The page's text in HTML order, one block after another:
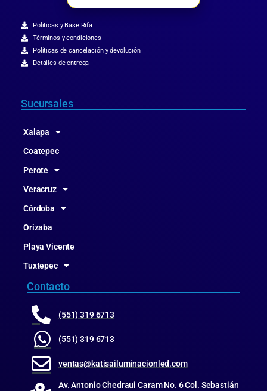
Politicas y Base Rifa
Términos y condiciones
Políticas de cancelación y devolución
Detalles de entrega
Sucursales
Xalapa
Coatepec
Perote
Veracruz
Córdoba
Orizaba
Playa Vicente
Tuxtepec
Contacto
(551) 319 6713
(551) 319 6713
ventas@katisailuminacionled.com
Av. Antonio Chedraui Caram No. 6 Col. Sebastián